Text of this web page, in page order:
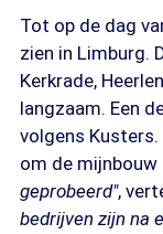
Tot op de dag
zien in Limburg.
Kerkrade,
langzaam. Een
volgens
om de mijnbouw
geprobeerd",
bedrijven zijn na